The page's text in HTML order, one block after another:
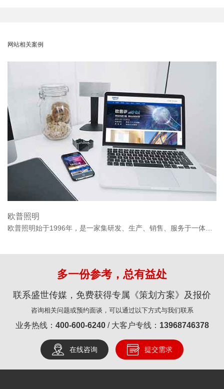
网站相关案例
欧普照明
多一份参考，总有益处
联系盛世传媒，免费获得专属《策划方案》及报价
咨询相关问题或预约面谈，可以通过以下方式与我们联系
业务热线： 400-600-6240/ 大客户专线： 13968746378
在线咨询 提交需求